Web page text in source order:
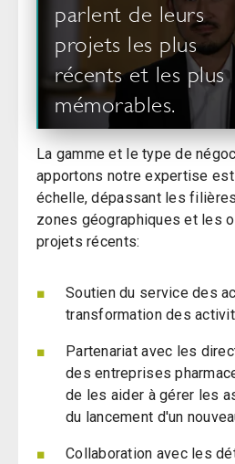
parlent de leurs
projets les plus
récents et les plus
mémorables.
La gamme et le type de
apportons notre expertise
échelle, dépassant les
zones géographiques et les
projets récents:
Soutien du service des
transformation des
Partenariat avec les
des entreprises
de les aider à gérer les
du lancement d'un
Collaboration avec les